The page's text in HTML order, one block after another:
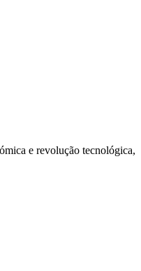
e revolução tecnológica,